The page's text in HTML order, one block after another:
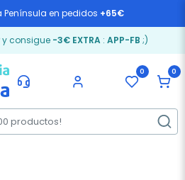
Península en pedidos +65€
y consigue -3€ EXTRA: APP-FB ;)
0 0